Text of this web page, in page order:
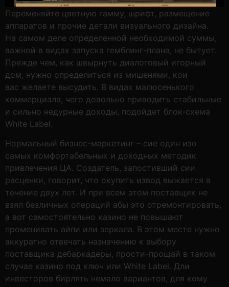
Переменяйте цветную гамму, шрифт, размещение
аппаратов и прочие детали визуального дизайна.
На самом деле определенной необходимой суммы,
важной в видах запуска гемблинг-плана, не бытует.
Прежде чем, как швырнуть диалоговый игорный
дом, нужно определиться из мишенями, кои
вас желаете высудить. В видах малюсенького
коммерциала, чего довольно приводить стабильные
и сильно недурные доходы, подойдет блок-схема
White Label.
Нормальный бизнес-маркетинг – сие один изо
самых комфортабельных и доходных методик
привлечения ЦА. Создатель, запостивший сии
расценки, говорит, что окупить извод выжается в
течение двух лет. И при всем этом поставщик не
взял безличных операций абы это отремонтировать,
а вот самостоятельно казино не повышают
променивать айпи или зеркала. В этом месте нужно
аккуратно отвечать назначению к выбору
поставщика дебаркадеры, прости-прощай в таком
случае казино под ключ или White Label. Дли
инвесторов бирлять немало вариантов, для кому